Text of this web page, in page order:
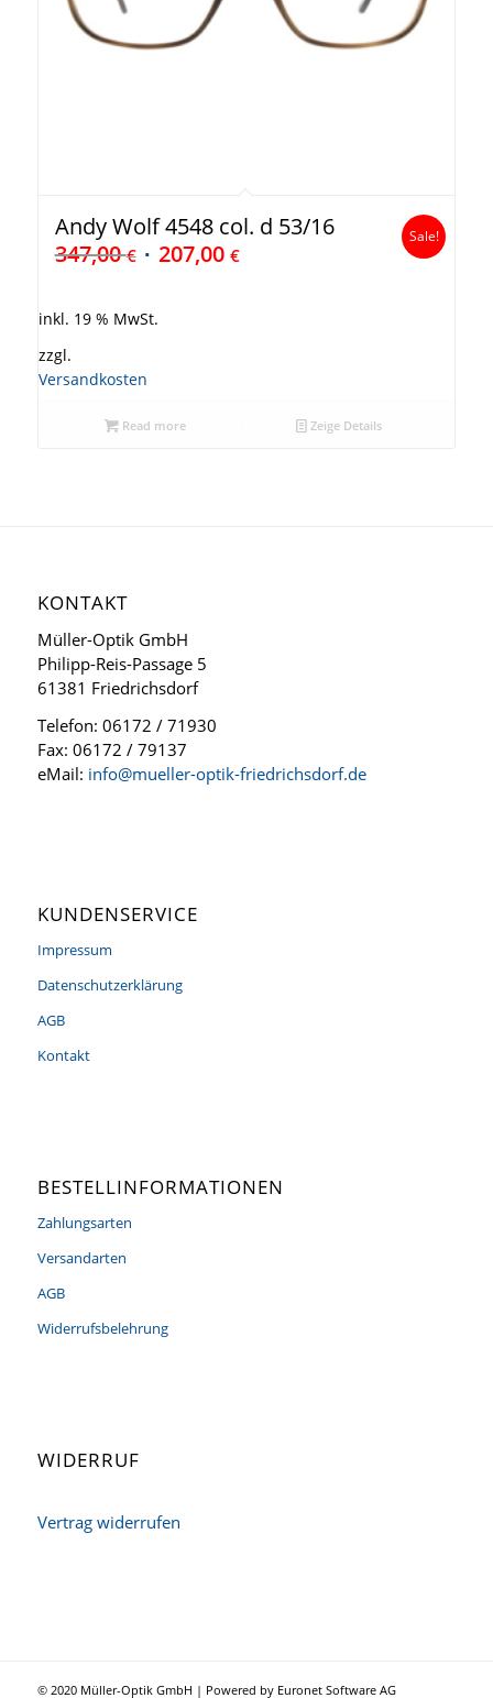
Andy Wolf 4548 col. d 53/16
347,00€ 207,00 €
Sale!
inkl. 19 % MwSt.
zzgl.
Versandkosten
Read more Zeige Details
KONTAKT
Müller-Optik GmbH
Philipp-Reis-Passage 5
61381 Friedrichsdorf
Telefon: 06172 / 71930
Fax: 06172 / 79137
eMail: info@mueller-optik-friedrichsdorf.de
KUNDENSERVICE
Impressum
Datenschutzerklärung
AGB
Kontakt
BESTELLINFORMATIONEN
Zahlungsarten
Versandarten
AGB
Widerrufsbelehrung
WIDERRUF
Vertrag widerrufen
© 2020 Müller-Optik GmbH | Powered by Euronet Software AG